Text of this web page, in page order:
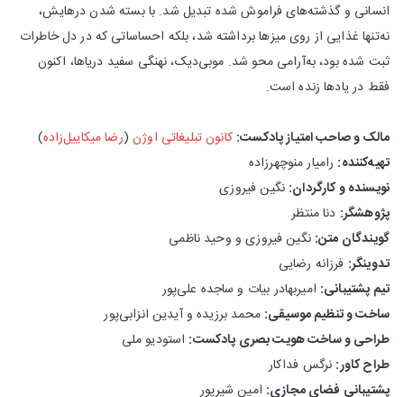
انسانی و گذشته‌های فراموش شده تبدیل شد. با بسته شدن درهایش،
نه‌تنها غذایی از روی میزها برداشته شد، بلکه احساساتی که در دل خاطرات
ثبت شده بود، به‌آرامی محو شد. موبی‌دیک، نهنگی سفید دریاها، اکنون
فقط در یادها زنده است.
مالک و صاحب امتیاز پادکست: کانون تبلیغاتی اوژن(رضا میکاییل‌زاده)
تهیه‌کننده: رامیار منوچهرزاده
نویسنده و کارگردان: نگین فیروزی
پژوهشگر: دنا منتظر
گویندگان متن: نگین فیروزی و وحید ناظمی
تدوینگر: فرزانه رضایی
تیم پشتیبانی: امیربهادر بیات و ساجده علی‌پور
ساخت و تنظیم موسیقی: محمد برزیده و آیدین انزابی‌پور
طراحی و ساخت هویت بصری پادکست: استودیو ملی
طراح کاور: نرگس فداکار
پشتیبانی فضای مجازی: امین شیرپور